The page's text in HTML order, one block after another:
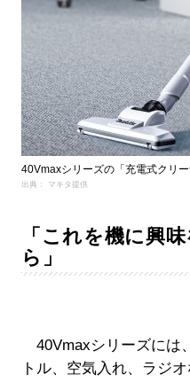
40Vmaxシリーズの「充電式クリー
出典： マキタ提供
「これを機に興
ら」
40Vmaxシリーズには
トル、空気入れ、ラジ